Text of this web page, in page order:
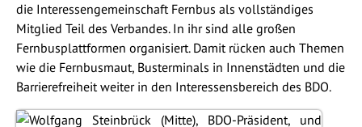
die Interessengemeinschaft Fernbus als vollständiges
Mitglied Teil des Verbandes. In ihr sind alle großen
Fernbusplattformen organisiert. Damit rücken auch Themen
wie die Fernbusmaut, Busterminals in Innenstädten und die
Barrierefreiheit weiter in den Interessensbereich des BDO.